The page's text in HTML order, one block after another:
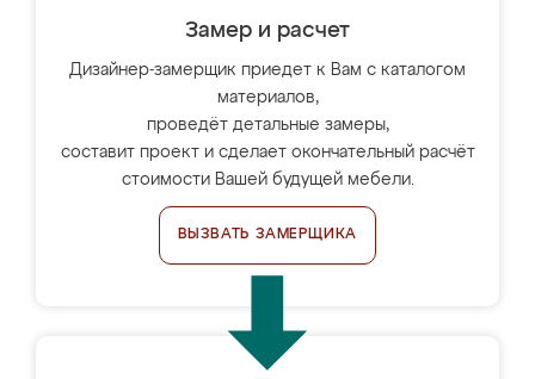
Замер и расчет
Дизайнер-замерщик приедет к Вам с каталогом
материалов,
проведёт детальные замеры,
составит проект и сделает окончательный расчёт
стоимости Вашей будущей мебели.
ВЫЗВАТЬ ЗАМЕРЩИКА